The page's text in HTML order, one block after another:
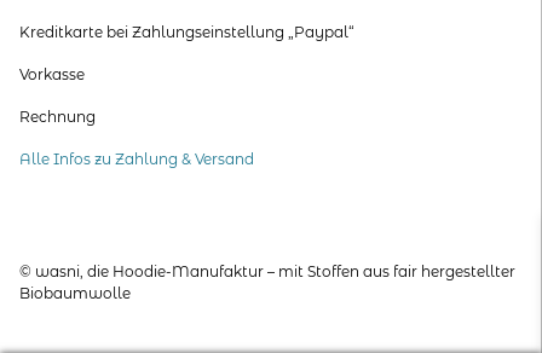
Kreditkarte bei Zahlungseinstellung „Paypal“
Vorkasse
Rechnung
Alle Infos zu Zahlung & Versand
© wasni, die Hoodie-Manufaktur – mit Stoffen aus fair hergestellter
Biobaumwolle